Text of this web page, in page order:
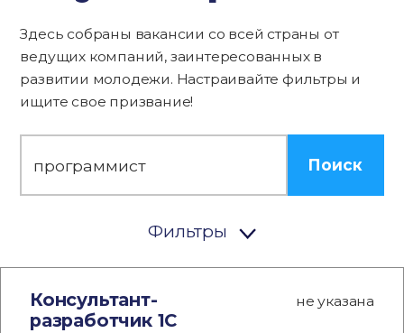
Здесь собраны вакансии со всей страны от
ведущих компаний, заинтересованных в
развитии молодежи. Настраивайте фильтры и
ищите свое призвание!
Поиск
Фильтры
Консультант-
разработчик 1С
не указана